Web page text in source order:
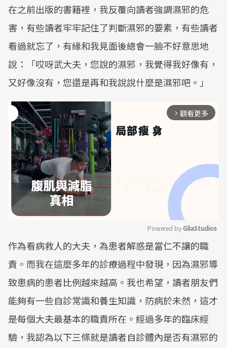
在之前出版的書籍裡，我反覆向讀者強調濕邪的危
害，有些讀者牢牢記住了判斷濕邪的要素，有些讀者
看過就忘了，有緣和我見面後總會一臉不好意思地
說：「哎呀武大夫，您說的濕邪，我覺得我好像有，
又好像沒有，您還是再和我說說什麼是濕邪吧。」
arrow_forward_ios 觀看更多
Mute
Powered by GliaStudios
作為看病救人的大夫，為患者解惑是當仁不讓的職
責。而我在這麼多年的診療過程中發現，因為濕邪導
致患病的患者比例越來越高。我也希望，讀者朋友們
能夠有一些自診常識和養生知識，防病於未然，這才
是每個大夫最基本的職責所在。經過多年的臨床經
驗，我認為以下三條就是讀者自診體內是否有濕邪的